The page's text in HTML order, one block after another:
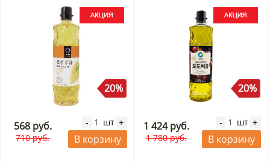
20%
568 руб.
710 руб.
- шт +
В корзину
20%
1 424 руб.
1 780 руб.
- шт +
В корзину